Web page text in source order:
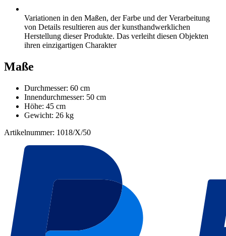
Variationen in den Maßen, der Farbe und der Verarbeitung
von Details resultieren aus der kunsthandwerklichen
Herstellung dieser Produkte. Das verleiht diesen Objekten
ihren einzigartigen Charakter
Maße
Durchmesser: 60 cm
Innendurchmesser: 50 cm
Höhe: 45 cm
Gewicht: 26 kg
Artikelnummer: 1018/X/50